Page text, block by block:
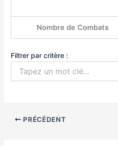
Nombre de Combats
Filtrer par critère :
PRÉCÉDENT